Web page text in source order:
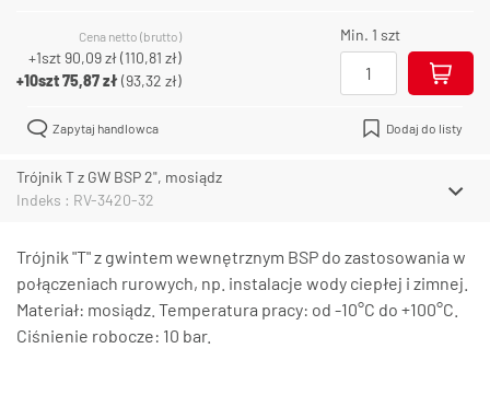
Cena netto (brutto)
+1szt90,09 zł(110,81 zł)
+10szt75,87 zł(93,32 zł)
Min. 1 szt
Zapytaj handlowca Dodaj do listy
Trójnik T z GW BSP 2", mosiądz
Indeks : RV-3420-32
Trójnik "T" z gwintem wewnętrznym BSP do zastosowania w
połączeniach rurowych, np. instalacje wody ciepłej i zimnej.
Materiał: mosiądz. Temperatura pracy: od -10°C do +100°C.
Ciśnienie robocze: 10 bar.